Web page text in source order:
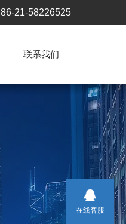
86-21-58226525
联系我们
在线客服